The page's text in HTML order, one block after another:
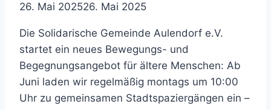
26. Mai 202526. Mai 2025
Die Solidarische Gemeinde Aulendorf e.V.
startet ein neues Bewegungs- und
Begegnungsangebot für ältere Menschen: Ab
Juni laden wir regelmäßig montags um 10:00
Uhr zu gemeinsamen Stadtspaziergängen ein –